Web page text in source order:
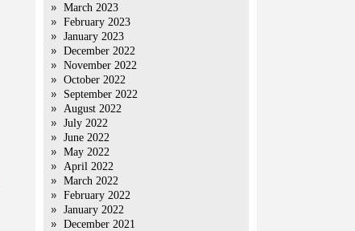
March 2023
February 2023
January 2023
December 2022
November 2022
October 2022
September 2022
August 2022
July 2022
June 2022
May 2022
April 2022
March 2022
February 2022
January 2022
December 2021